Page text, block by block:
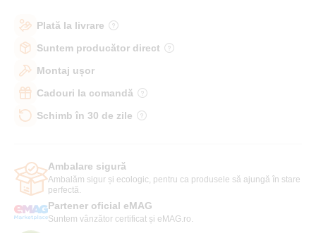
Plată la livrare
Suntem producător direct
Montaj ușor
Cadouri la comandă
Schimb în 30 de zile
Ambalare sigură
Ambalăm sigur și ecologic, pentru ca produsele să ajungă în stare
perfectă.
Partener oficial eMAG
Suntem vânzător certificat și eMAG.ro.